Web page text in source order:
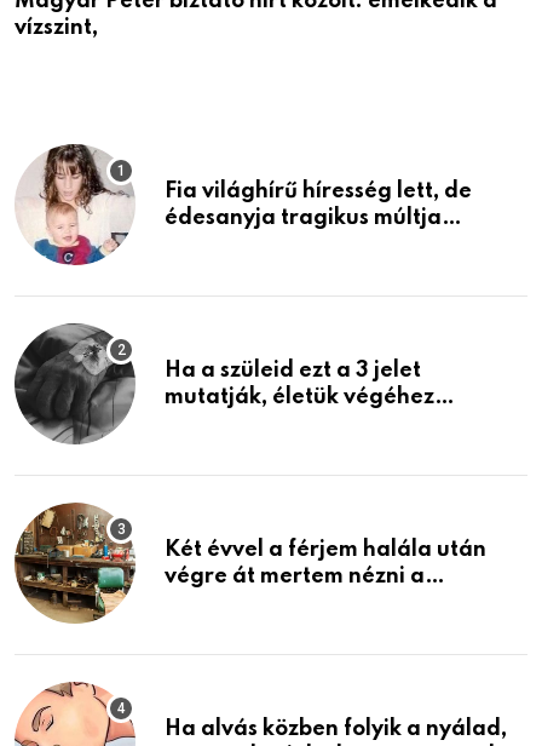
vízszint,
Fia világhírű híresség lett, de
édesanyja tragikus múltja
Ha a szüleid ezt a 3 jelet
mutatják, életük végéhez
Két évvel a férjem halála után
végre át mertem nézni a
életemet
Ha alvás közben folyik a nyálad,